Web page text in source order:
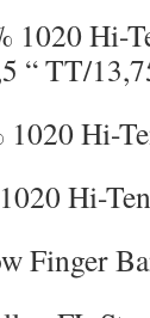
1020 Hi-
“ TT/
Hi-
Hi-
Finger